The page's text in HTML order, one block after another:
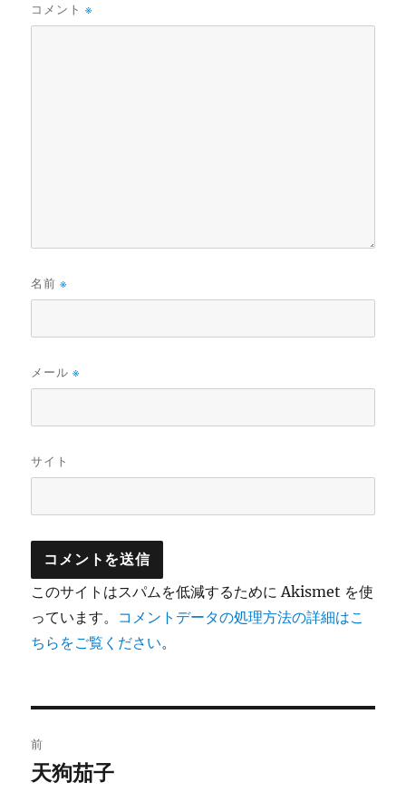
コメント※
名前※
メール※
サイト
このサイトはスパムを低減するために Akismet を使
っています。 コメントデータの処理方法の詳細はこ
ちらをご覧ください。
稿
前
前
天狗茄子